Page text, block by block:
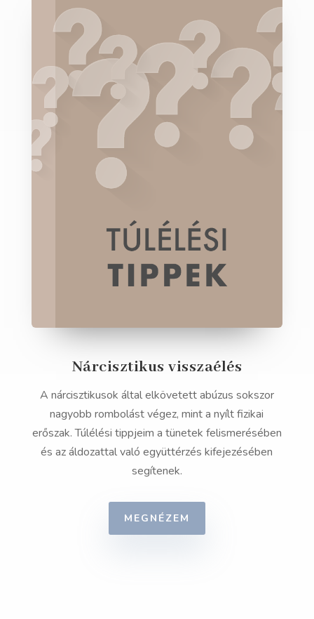
Nárcisztikus visszaélés
A nárcisztikusok által elkövetett abúzus sokszor
nagyobb rombolást végez, mint a nyílt fizikai
erőszak. Túlélési tippjeim a tünetek felismerésében
és az áldozattal való együttérzés kifejezésében
segítenek.
MEGNÉZEM